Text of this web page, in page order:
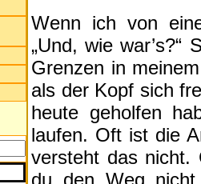
Wenn ich von
„Und, wie
Grenzen in
als der Kopf sich
heute geholfen
laufen. Oft ist die
versteht das nicht.
du den Weg